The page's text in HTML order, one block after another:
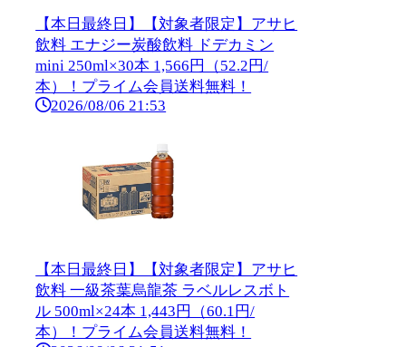
【本日最終日】【対象者限定】アサヒ
飲料 エナジー炭酸飲料 ドデカミン
mini 250ml×30本 1,566円（52.2円/
本）！プライム会員送料無料！
2026/08/06 21:53
【本日最終日】【対象者限定】アサヒ
飲料 一級茶葉烏龍茶 ラベルレスボト
ル 500ml×24本 1,443円（60.1円/
本）！プライム会員送料無料！